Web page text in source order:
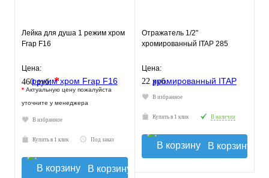
Лейка для душа 1 режим хром
Frap F16
Цена:
460 руб.*
* Актуальную цену пожалуйста
уточните у менеджера
В избранное
Купить в 1 клик Под заказ
В корзину
Отражатель 1/2"
хромированный ITAP 285
Цена:
22 руб.
В избранное
Купить в 1 клик В наличии
В корзину